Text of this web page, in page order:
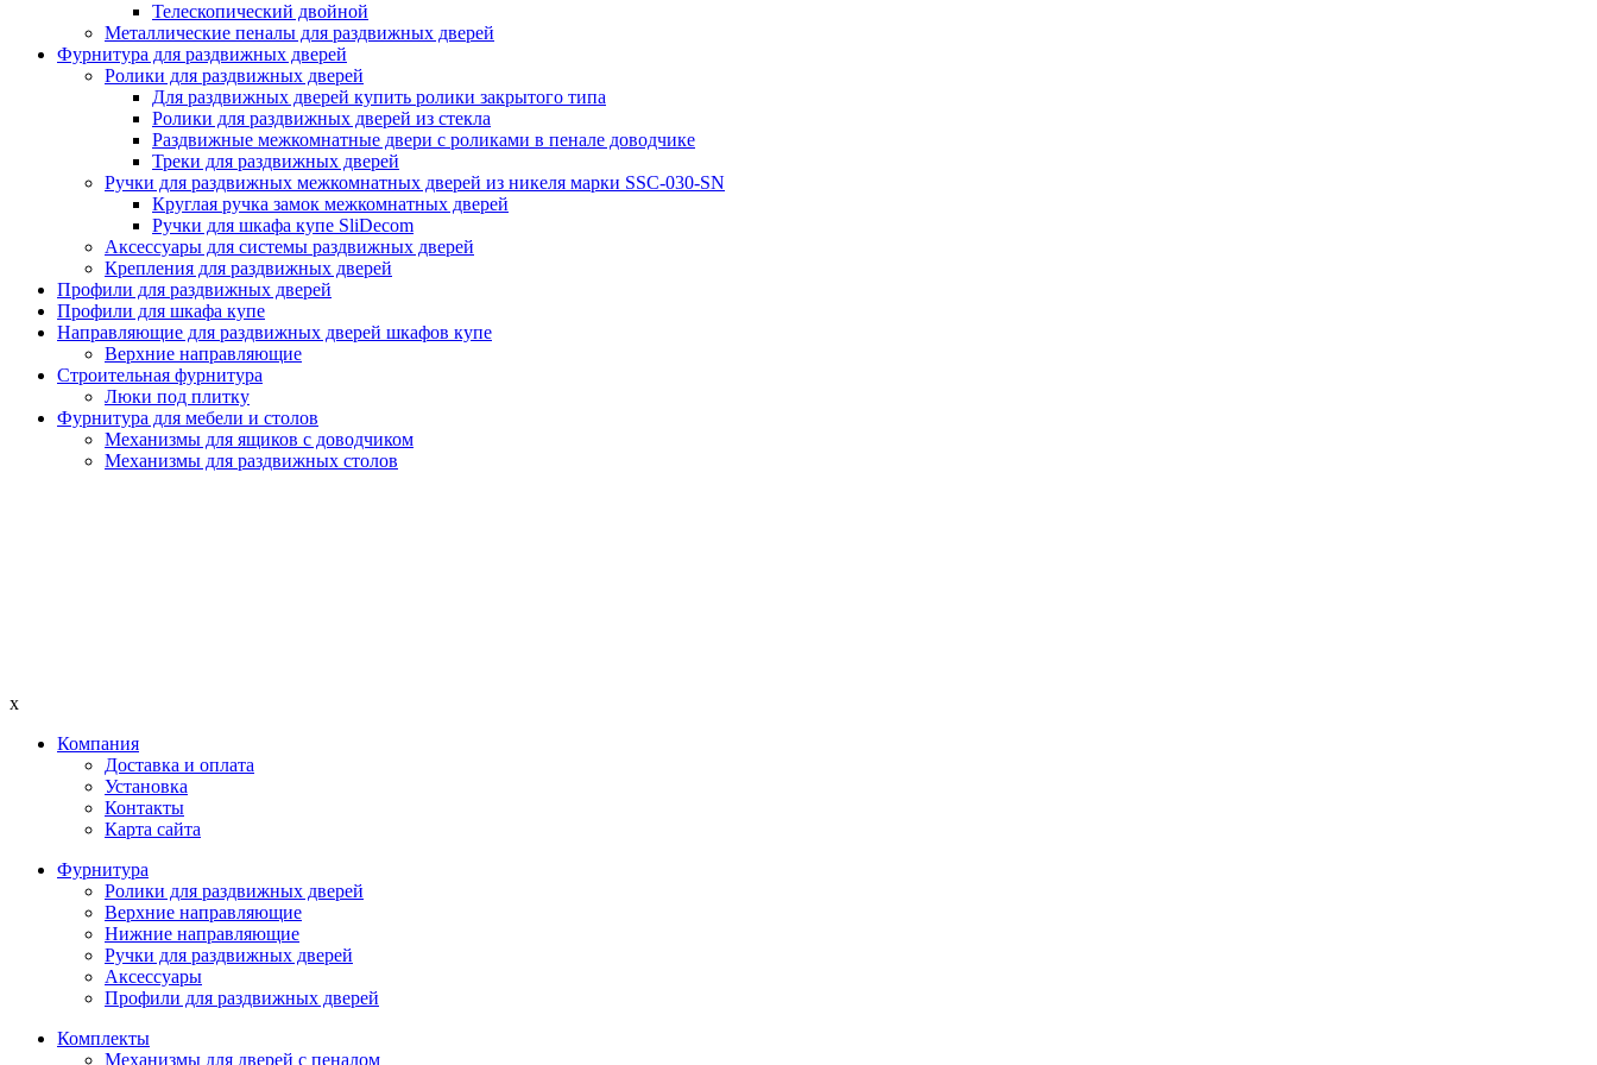
Телескопический двойной
Металлические пеналы для раздвижных дверей
Фурнитура для раздвижных дверей
Ролики для раздвижных дверей
Для раздвижных дверей купить ролики закрытого типа
Ролики для раздвижных дверей из стекла
Раздвижные межкомнатные двери с роликами в пенале доводчике
Треки для раздвижных дверей
Ручки для раздвижных межкомнатных дверей из никеля марки SSC-030-SN
Круглая ручка замок межкомнатных дверей
Ручки для шкафа купе SliDecom
Аксессуары для системы раздвижных дверей
Крепления для раздвижных дверей
Профили для раздвижных дверей
Профили для шкафа купе
Направляющие для раздвижных дверей шкафов купе
Верхние направляющие
Строительная фурнитура
Люки под плитку
Фурнитура для мебели и столов
Механизмы для ящиков с доводчиком
Механизмы для раздвижных столов
x
Компания
Доставка и оплата
Установка
Контакты
Карта сайта
Фурнитура
Ролики для раздвижных дверей
Верхние направляющие
Нижние направляющие
Ручки для раздвижных дверей
Аксессуары
Профили для раздвижных дверей
Комплекты
Механизмы для дверей с пеналом